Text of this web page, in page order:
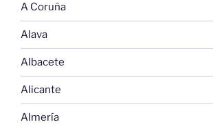
A Coruña
Alava
Albacete
Alicante
Almería